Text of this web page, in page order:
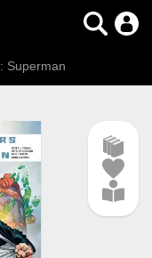
Superman